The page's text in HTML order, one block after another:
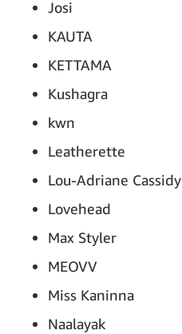
Josi
KAUTA
KETTAMA
Kushagra
kwn
Leatherette
Lou-Adriane Cassidy
Lovehead
Max Styler
MEOVV
Miss Kaninna
Naalayak